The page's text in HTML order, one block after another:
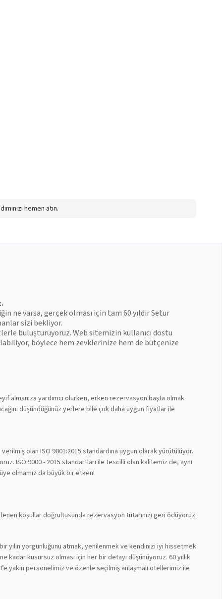
hemen atın.
ne varsa, gerçek olması için tam 60 yıldır Setur
sizi bekliyor.
buluşturuyoruz. Web sitemizin kullanıcı dostu
böylece hem zevklerinize hem de bütçenize
almanıza yardımcı olurken, erken rezervasyon başta olmak
düşündüğünüz yerlere bile çok daha uygun fiyatlar ile
olan ISO 9001:2015 standardına uygun olarak yürütülüyor.
ISO 9000 - 2015 standartları ile tescilli olan kalitemiz de, aynı
olmamız da büyük bir etken!
koşullar doğrultusunda rezervasyon tutarınızı geri ödüyoruz.
yılın yorgunluğunu atmak, yenilenmek ve kendinizi iyi hissetmek
kadar kusursuz olması için her bir detayı düşünüyoruz. 60 yıllık
yakın personelimiz ve özenle seçilmiş anlaşmalı otellerimiz ile